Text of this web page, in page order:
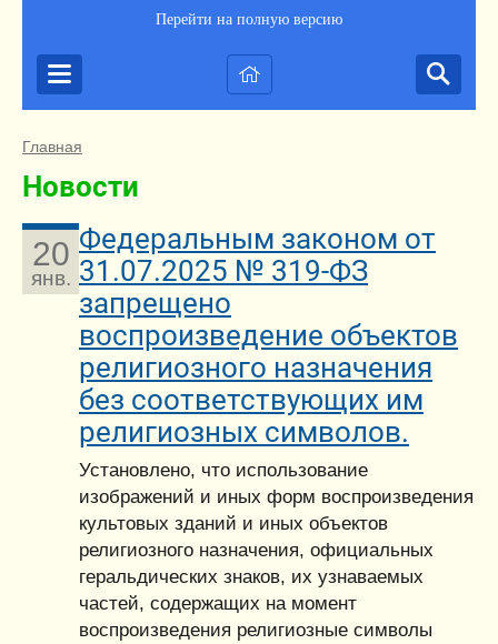
Перейти на полную версию
Главная
Новости
20
янв.
Федеральным законом от
31.07.2025 № 319-ФЗ
запрещено
воспроизведение объектов
религиозного назначения
без соответствующих им
религиозных символов.
Установлено, что использование
изображений и иных форм воспроизведения
культовых зданий и иных объектов
религиозного назначения, официальных
геральдических знаков, их узнаваемых
частей, содержащих на момент
воспроизведения религиозные символы